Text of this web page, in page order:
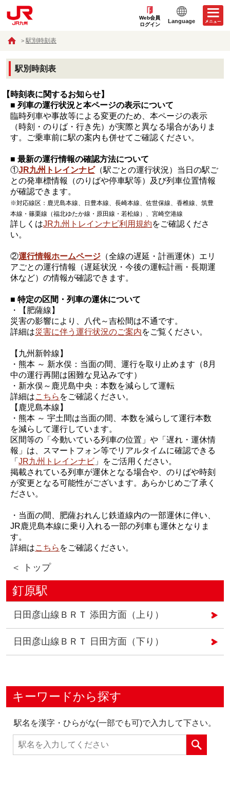
Web会員
ログイン
Language
駅別時刻表
駅別時刻表
【時刻表に関するお知らせ】
■ 列車の運行状況と本ページの表示について
臨時列車や事故等による変更のため、本ページの表示
（時刻・のりば・行き先）が実際と異なる場合がありま
す。ご乗車前に駅の案内も併せてご確認ください。
■ 最新の運行情報の確認方法について
①JR九州トレインナビ（駅ごとの運行状況）当日の駅ご
との発車標情報（のりばや停車駅等）及び列車位置情報
が確認できます。
※対応線区：鹿児島本線、日豊本線、長崎本線、佐世保線、香椎線、筑豊
本線・篠栗線（福北ゆたか線・原田線・若松線）、宮崎空港線
詳しくはJR九州トレインナビ利用規約をご確認くださ
い。
②運行情報ホームページ （全線の遅延・計画運休）エリ
アごとの運行情報（遅延状況・今後の運転計画・長期運
休など）の情報が確認できます。
■ 特定の区間・列車の運休について
・【肥薩線】
災害の影響により、八代～吉松間は不通です。
詳細は災害に伴う運行状況のご案内をご覧ください。
【九州新幹線】
・熊本 ～ 新水俣：当面の間、運行を取り止めます（8月
中の運行再開は困難な見込みです）
・新水俣～鹿児島中央：本数を減らして運転
詳細はこちら をご確認ください。
【鹿児島本線】
・熊本 ～ 宇土間は当面の間、本数を減らして運行本数
を減らして運行しています。
区間等の「今動いている列車の位置」や「遅れ・運休情
報」は、スマートフォン等でリアルタイムに確認できる
「JR九州トレインナビ 」をご活用ください。
掲載されている列車が運休となる場合や、のりばや時刻
が変更となる可能性がございます。あらかじめご了承く
ださい。
・当面の間、肥薩おれんじ鉄道線内の一部運休に伴い、
JR鹿児島本線に乗り入れる一部の列車も運休となりま
す。
詳細はこちら をご確認ください。
＜ トップ
釘原駅
日田彦山線ＢＲＴ 添田方面（上り）
日田彦山線ＢＲＴ 日田方面（下り）
キーワードから探す
駅名を漢字・ひらがな(一部でも可)で入力して下さい。